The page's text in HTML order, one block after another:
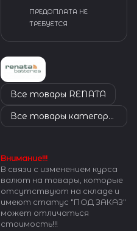
ПРЕДОПЛАТА НЕ
ТРЕБУЕТСЯ
Все товары RENATA
Все товары категории
Внимание!!!
В связи с изменением курса
валют на товары, которые
отсутствуют на складе и
имеют статус "ПОД ЗАКАЗ"
может отличаться
стоимость!!!